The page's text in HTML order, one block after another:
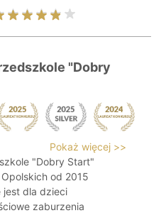
"Dobry
Pokaż więcej >>
"Dobry Start"
od 2015
jest dla dzieci
zaburzenia